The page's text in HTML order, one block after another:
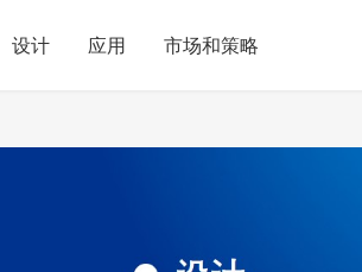
设计 应用 市场和策略